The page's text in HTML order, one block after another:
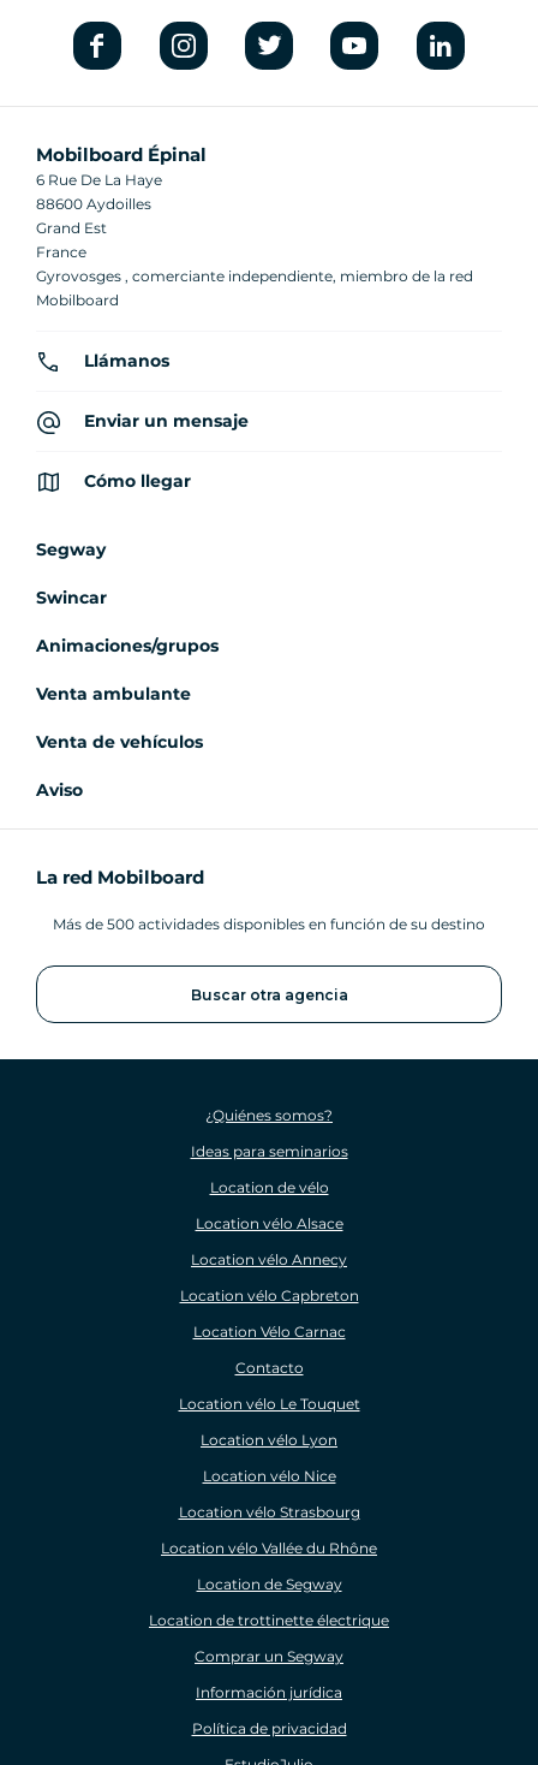
Mobilboard Épinal
6 Rue De La Haye
88600 Aydoilles
Grand Est
France
Gyrovosges , comerciante independiente, miembro de la red
Mobilboard
Llámanos
Enviar un mensaje
Cómo llegar
Segway
Swincar
Animaciones/grupos
Venta ambulante
Venta de vehículos
Aviso
La red Mobilboard
Más de 500 actividades disponibles en función de su destino
Buscar otra agencia
¿Quiénes somos?
Ideas para seminarios
Location de vélo
Location vélo Alsace
Location vélo Annecy
Location vélo Capbreton
Location Vélo Carnac
Contacto
Location vélo Le Touquet
Location vélo Lyon
Location vélo Nice
Location vélo Strasbourg
Location vélo Vallée du Rhône
Location de Segway
Location de trottinette électrique
Comprar un Segway
Información jurídica
Política de privacidad